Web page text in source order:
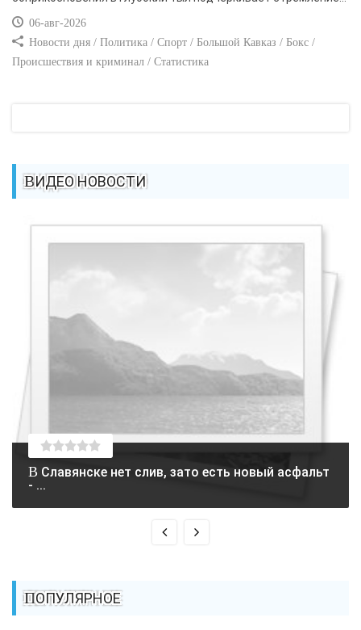
06-авг-2026
Новости дня / Политика / Спорт / Большой Кавказ / Бокс /
Происшествия и криминал / Статистика
ВИДЕО НОВОСТИ
В Славянске нет слив, зато есть новый асфальт
- ...
ПОПУЛЯРНОЕ